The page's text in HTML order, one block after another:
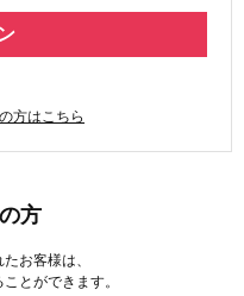
方はこちら
方
お客様は、
とができます。